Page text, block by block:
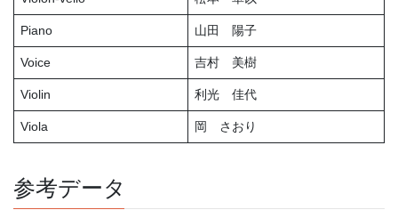
Piano 山田 陽子
Voice 吉村 美樹
Violin 利光 佳代
Viola 岡 さおり
参考データ